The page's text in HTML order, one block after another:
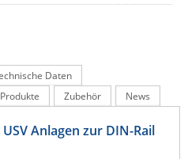
Daten
Zubehör News
Anlagen zur DIN-Rail